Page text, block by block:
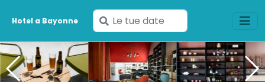
Hotel a Bayonne
Inserisci
le
tue
date